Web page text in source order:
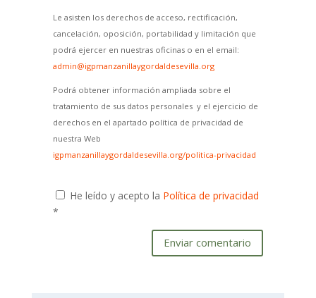
Le asisten los derechos de acceso, rectificación,
cancelación, oposición, portabilidad y limitación que
podrá ejercer en nuestras oficinas o en el email:
admin@igpmanzanillaygordaldesevilla.org
Podrá obtener información ampliada sobre el
tratamiento de sus datos personales y el ejercicio de
derechos en el apartado política de privacidad de
nuestra Web
igpmanzanillaygordaldesevilla.org/politica-privacidad
He leído y acepto la Política de privacidad
*
Enviar comentario